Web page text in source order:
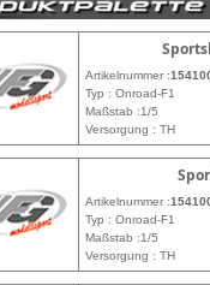
Artikelnummer :
Typ : Onroad-F1
Maßstab :1/5
Versorgung : TH
Artikelnummer :
Typ : Onroad-F1
Maßstab :1/5
Versorgung : TH